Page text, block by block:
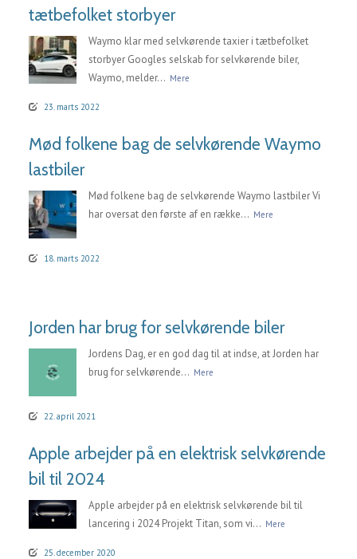
tætbefolket storbyer
Waymo klar med selvkørende taxier i tætbefolket
storbyer Googles selskab for selvkørende biler,
Waymo, melder... Mere
23. marts 2022
Mød folkene bag de selvkørende Waymo
lastbiler
Mød folkene bag de selvkørende Waymo lastbiler Vi
har oversat den første af en række... Mere
18. marts 2022
Jorden har brug for selvkørende biler
Jordens Dag, er en god dag til at indse, at Jorden har
brug for selvkørende... Mere
22. april 2021
Apple arbejder på en elektrisk selvkørende
bil til 2024
Apple arbejder på en elektrisk selvkørende bil til
lancering i 2024 Projekt Titan, som vi... Mere
25. december 2020